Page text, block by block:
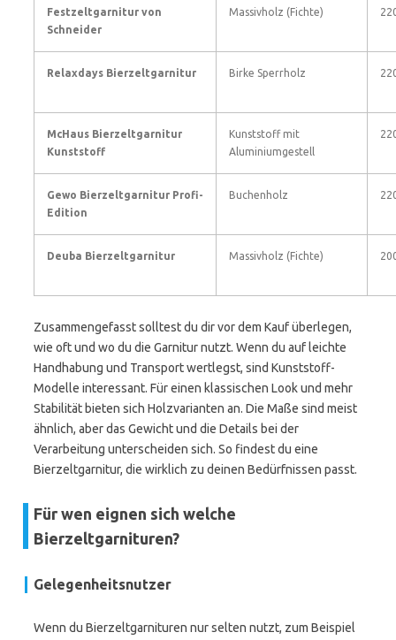
Festzeltgarnitur von
Schneider
Massivholz (Fichte)
Relaxdays Bierzeltgarnitur Birke Sperrholz
McHaus Bierzeltgarnitur
Kunststoff
Kunststoff mit
Aluminiumgestell
Gewo Bierzeltgarnitur Profi-
Edition
Buchenholz
Deuba Bierzeltgarnitur Massivholz (Fichte)
Zusammengefasst solltest du dir vor dem Kauf überlegen,
wie oft und wo du die Garnitur nutzt. Wenn du auf leichte
Handhabung und Transport wertlegst, sind Kunststoff-
Modelle interessant. Für einen klassischen Look und mehr
Stabilität bieten sich Holzvarianten an. Die Maße sind meist
ähnlich, aber das Gewicht und die Details bei der
Verarbeitung unterscheiden sich. So findest du eine
Bierzeltgarnitur, die wirklich zu deinen Bedürfnissen passt.
Für wen eignen sich welche
Bierzeltgarnituren?
Gelegenheitsnutzer
Wenn du Bierzeltgarnituren nur selten nutzt, zum Beispiel